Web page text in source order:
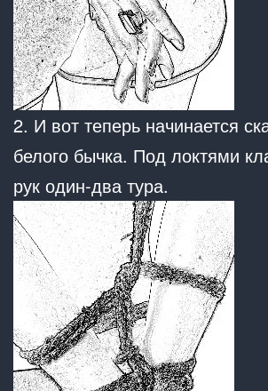
2. И вот теперь начинается
белого бычка. Под локтями
рук один-два тура.